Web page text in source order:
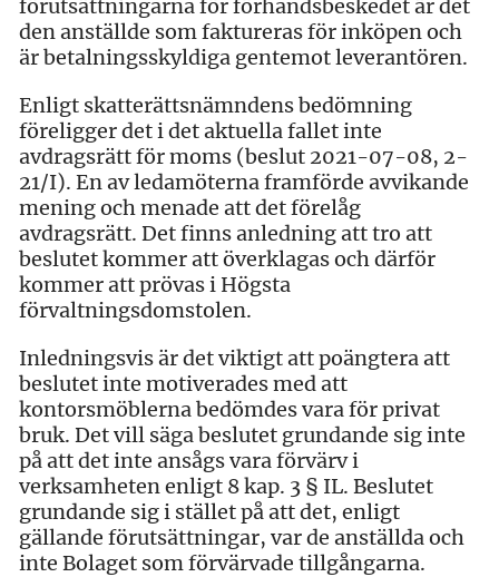
förutsättningarna för förhandsbeskedet är det
den anställde som faktureras för inköpen och
är betalningsskyldiga gentemot leverantören.
Enligt skatterättsnämndens bedömning
föreligger det i det aktuella fallet inte
avdragsrätt för moms (beslut 2021-07-08, 2-
21/I). En av ledamöterna framförde avvikande
mening och menade att det förelåg
avdragsrätt. Det finns anledning att tro att
beslutet kommer att överklagas och därför
kommer att prövas i Högsta
förvaltningsdomstolen.
Inledningsvis är det viktigt att poängtera att
beslutet inte motiverades med att
kontorsmöblerna bedömdes vara för privat
bruk. Det vill säga beslutet grundande sig inte
på att det inte ansågs vara förvärv i
verksamheten enligt 8 kap. 3 § IL. Beslutet
grundande sig i stället på att det, enligt
gällande förutsättningar, var de anställda och
inte Bolaget som förvärvade tillgångarna.